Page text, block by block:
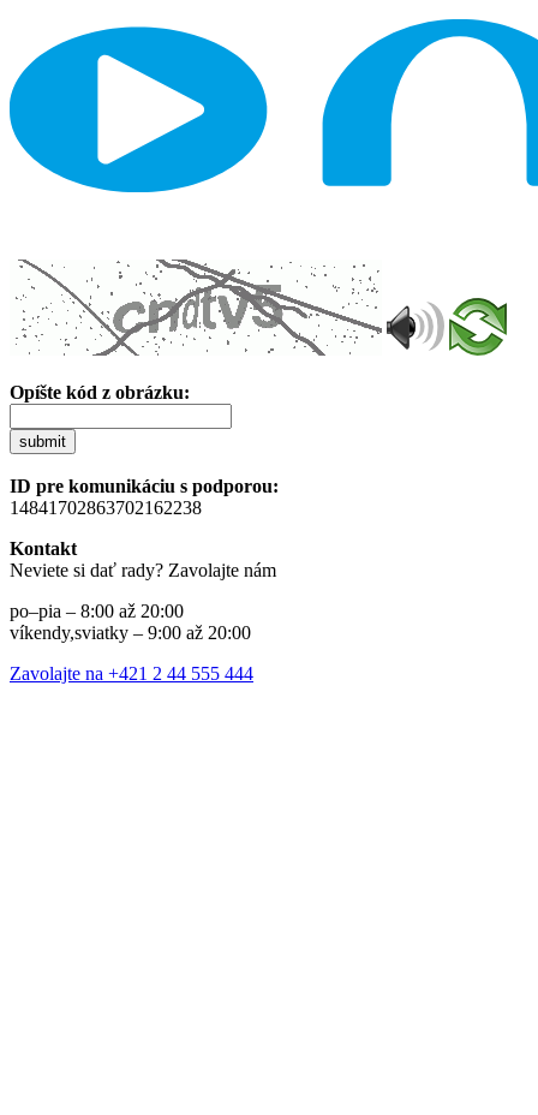
Opíšte kód z obrázku:
submit
ID pre komunikáciu s podporou:
14841702863702162238
Kontakt
Neviete si dať rady? Zavolajte nám
po–pia – 8:00 až 20:00
víkendy,sviatky – 9:00 až 20:00
Zavolajte na +421 2 44 555 444